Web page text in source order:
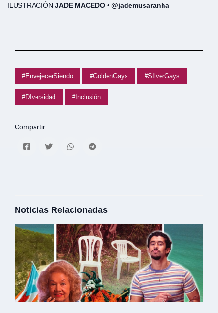
ILUSTRACIÓN JADE MACEDO • @jademusaranha
#EnvejecerSiendo #GoldenGays #SIlverGays
#DIversidad #Inclusión
Compartir
Noticias Relacionadas